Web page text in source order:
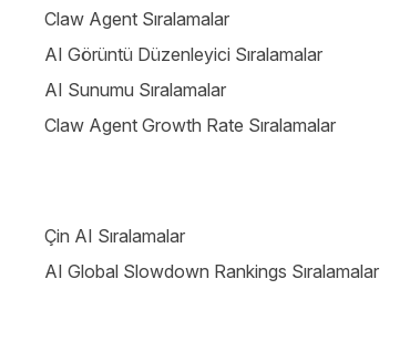
Claw Agent Sıralamalar
AI Görüntü Düzenleyici Sıralamalar
AI Sunumu Sıralamalar
Claw Agent Growth Rate Sıralamalar
Çin AI Sıralamalar
AI Global Slowdown Rankings Sıralamalar